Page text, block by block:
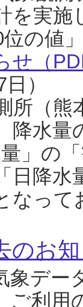
を実
の値
せ（
）
所（熊
降水
量」の
日降
なっ
のお
デー
ご利用